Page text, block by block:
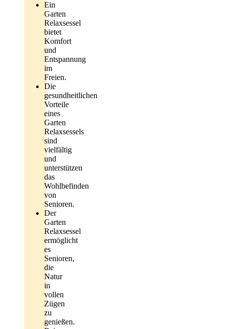
Ein
Garten
Relaxsessel
bietet
Komfort
und
Entspannung
im
Freien.
Die
gesundheitlichen
Vorteile
eines
Garten
Relaxsessels
sind
vielfältig
und
unterstützen
das
Wohlbefinden
von
Senioren.
Der
Garten
Relaxsessel
ermöglicht
es
Senioren,
die
Natur
in
vollen
Zügen
zu
genießen.